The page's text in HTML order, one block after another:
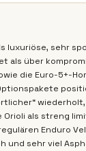
luxuriöse, sehr
als über
die Euro-5+-
Orioli als streng
Enduro
und sehr viel